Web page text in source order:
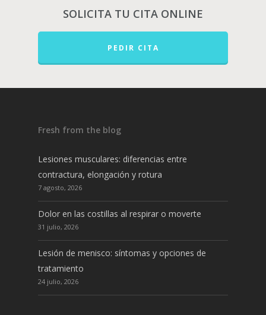
SOLICITA TU CITA ONLINE
PEDIR CITA
Fresh from the blog
Lesiones musculares: diferencias entre
contractura, elongación y rotura
7 agosto, 2026
Dolor en las costillas al respirar o moverte
31 julio, 2026
Lesión de menisco: síntomas y opciones de
tratamiento
24 julio, 2026